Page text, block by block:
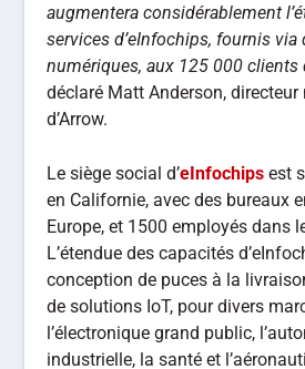
augmentera considérablement
services d’eInfochips, fournis via
numériques, aux 125 000 clients
déclaré Matt Anderson, directeur
d’Arrow.
Le siège social d’eInfochips est
en Californie, avec des bureaux
Europe, et 1500 employés dans
L’étendue des capacités
conception de puces à la
de solutions IoT, pour divers
l’électronique grand public,
industrielle, la santé et